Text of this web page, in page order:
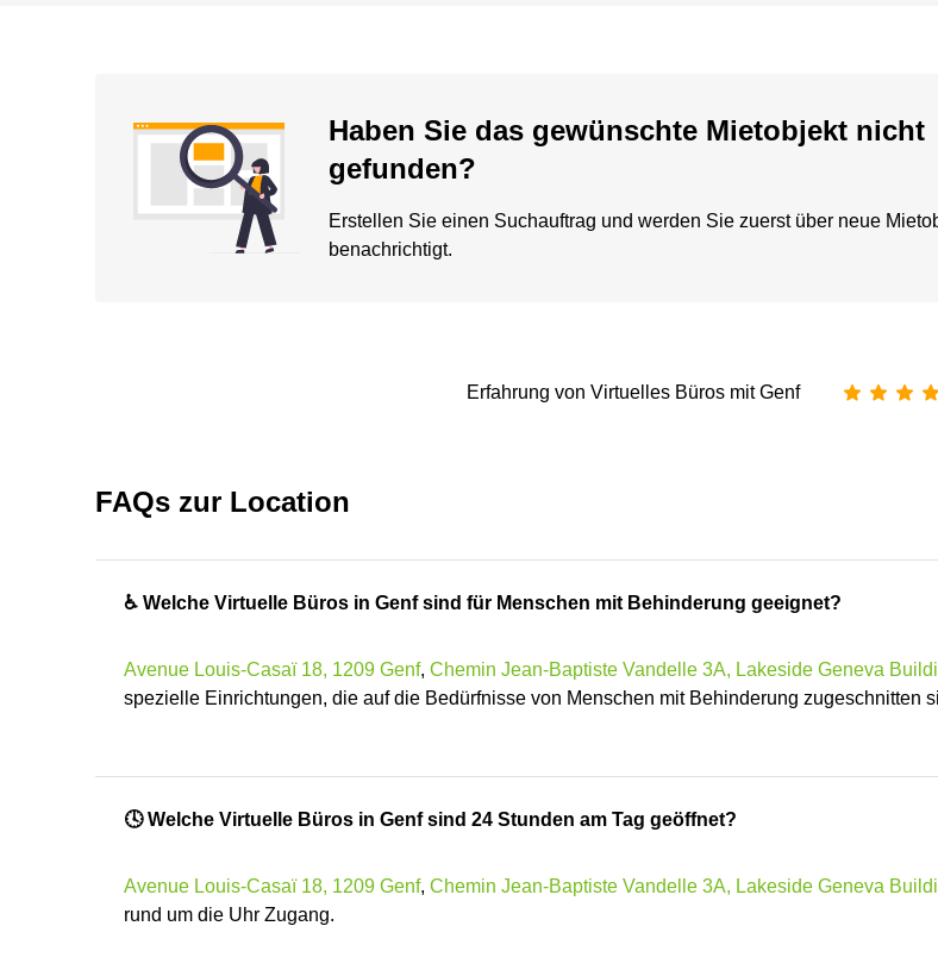
Haben Sie das gewünschte Mietobjekt nicht
gefunden?
Erstellen Sie einen Suchauftrag und werden Sie zuerst über neue
benachrichtigt.
Erfahrung von Virtuelles Büros mit Genf
FAQs zur Location
♿ Welche Virtuelle Büros in Genf sind für Menschen mit Behinderung geeignet?
Avenue Louis-Casaï 18, 1209 Genf, Chemin Jean-Baptiste Vandelle 3A, Lakeside Geneva
spezielle Einrichtungen, die auf die Bedürfnisse von Menschen mit Behinderung zugeschnitten
🕓 Welche Virtuelle Büros in Genf sind 24 Stunden am Tag geöffnet?
Avenue Louis-Casaï 18, 1209 Genf, Chemin Jean-Baptiste Vandelle 3A, Lakeside Geneva
rund um die Uhr Zugang.